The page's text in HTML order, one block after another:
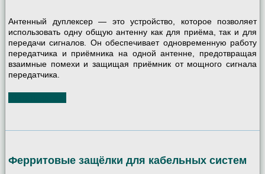
Антенный дуплексер — это устройство, которое позволяет
использовать одну общую антенну как для приёма, так и для
передачи сигналов. Он обеспечивает одновременную работу
передатчика и приёмника на одной антенне, предотвращая
взаимные помехи и защищая приёмник от мощного сигнала
передатчика.
Ферритовые защёлки для кабельных систем